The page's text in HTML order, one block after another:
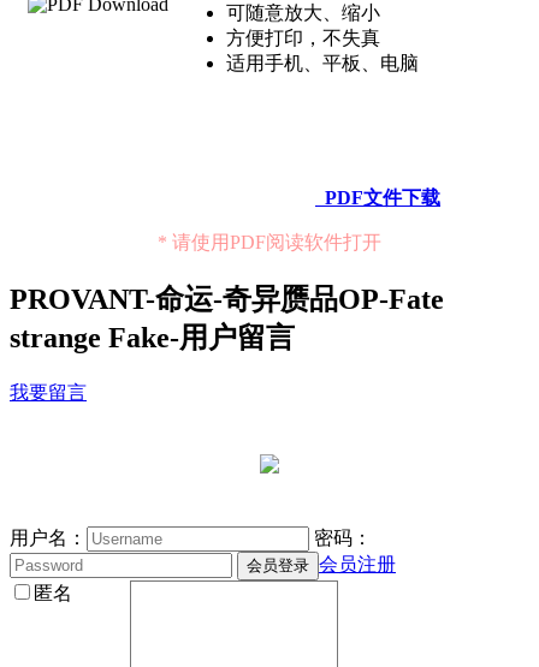
可随意放大、缩小
方便打印，不失真
适用手机、平板、电脑
PDF文件下载
* 请使用PDF阅读软件打开
PROVANT-命运-奇异赝品OP-Fate
strange Fake-用户留言
我要留言
用户名：
密码：
会员注册
匿名